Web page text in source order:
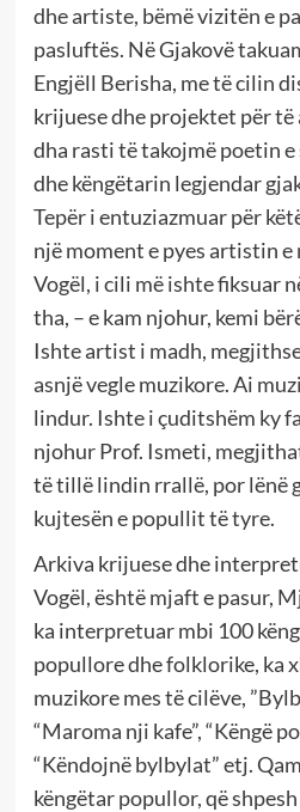
dhe artiste, bëmë vizitën e
pasluftës. Në Gjakovë
Engjëll Berisha, me të cilin
krijuese dhe projektet për të
dha rasti të takojmë poetin
dhe këngëtarin legjendar
Tepër i entuziazmuar për
një moment e pyes artistin
Vogël, i cili më ishte fiksuar
tha, – e kam njohur, kemi
Ishte artist i madh,
asnjë vegle muzikore. Ai
lindur. Ishte i çuditshëm ky
njohur Prof. Ismeti,
të tillë lindin rrallë, por lënë
kujtesën e popullit të tyre.
Arkiva krijuese dhe
Vogël, është mjaft e pasur,
ka interpretuar mbi 100
popullore dhe folklorike, ka
muzikore mes të cilëve,
“Maroma nji kafe”, “Këngë
“Këndojnë bylbylat” etj.
këngëtar popullor, që